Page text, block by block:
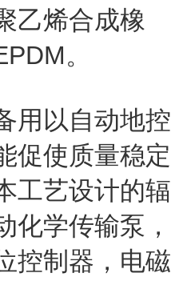
乙烯合成橡
。
用以自动地控
促使质量稳定
工艺设计的辐
化学传输泵，
控制器，电磁